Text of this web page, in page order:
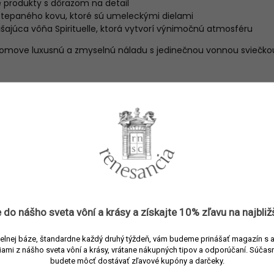
produkty s dôrazom na detail
kovu, ktoré sú umeleckými dielami
vôňa Spirituelle, ktorá vytvorí výnimočnú atmosféru
luxusnú a zmyselnú náladu s jedinečnou vonnou
o sviečky
horenie sviečky, nechajte ju po prvom zapálení
povrch vosku. Pre zachovanie dlhotrvajúcej intenzity vôňe,
2-3 hodín.
knôt a pred opätovným zapálením ho skráťte na
dymeniu po opätovnom zapálení. Nespaľujte sviečku
tuhého vosku.
nikdy bez dozoru, v prievane, v blízkosti horľavých
zvierat.
do nášho sveta vôní a krásy a získajte 10% zľavu na
báze, štandardne každý druhý týždeň, vám budeme prinášať magazín s
z nášho sveta vôní a krásy, vrátane nákupných tipov a odporúčaní.
budete môcť dostávať zľavové kupóny a darčeky.